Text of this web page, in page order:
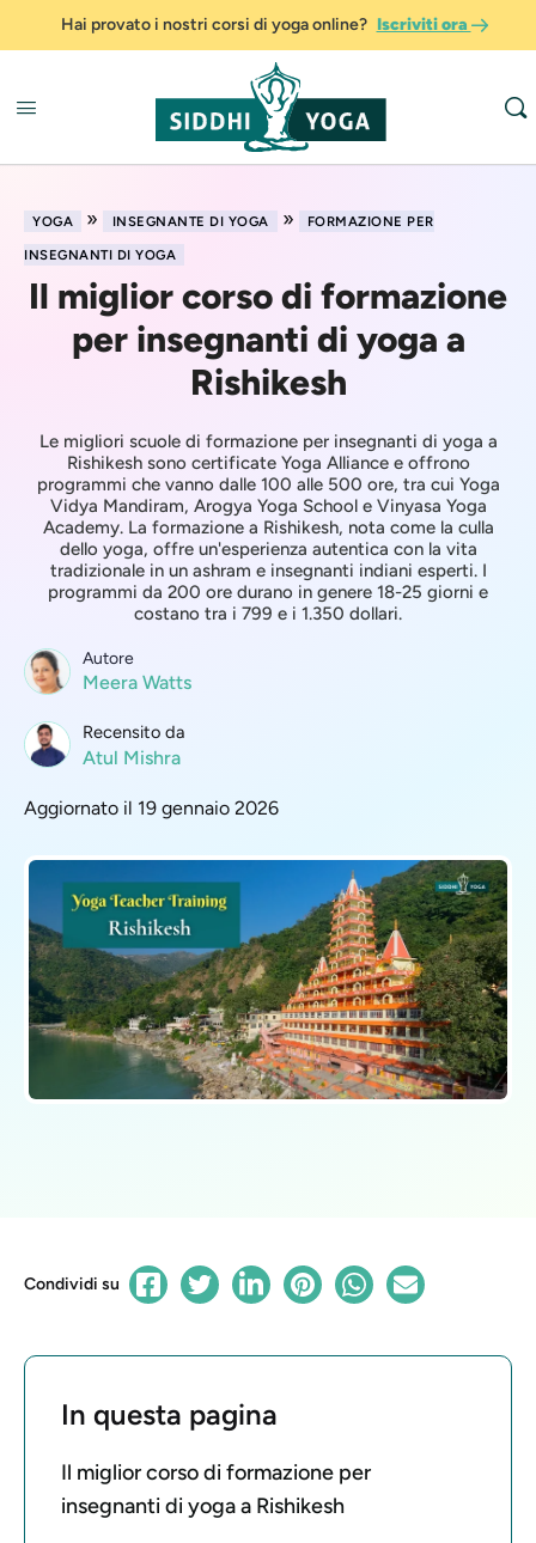
Hai provato i nostri corsi di yoga online? Iscriviti ora
YOGA » INSEGNANTE DI YOGA »
FORMAZIONE PER
INSEGNANTI DI YOGA
Il miglior corso di formazione
per insegnanti di yoga a
Rishikesh
Le migliori scuole di formazione per insegnanti di yoga a
Rishikesh sono certificate Yoga Alliance e offrono
programmi che vanno dalle 100 alle 500 ore, tra cui Yoga
Vidya Mandiram, Arogya Yoga School e Vinyasa Yoga
Academy. La formazione a Rishikesh, nota come la culla
dello yoga, offre un'esperienza autentica con la vita
tradizionale in un ashram e insegnanti indiani esperti. I
programmi da 200 ore durano in genere 18-25 giorni e
costano tra i 799 e i 1.350 dollari.
Autore
Meera Watts
Recensito da
Atul Mishra
Aggiornato il 19 gennaio 2026
Condividi su
In questa pagina
Il miglior corso di formazione per
insegnanti di yoga a Rishikesh